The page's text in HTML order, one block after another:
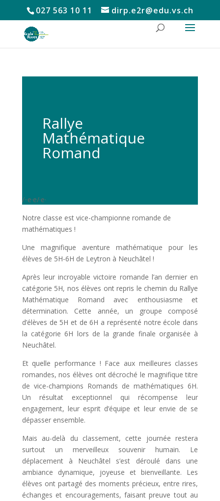
027 563 10 11 dirp.e2r@edu.vs.ch
Rallye
Mathématique
Romand
/··e·e/·e·
Notre classe est vice-championne romande de
mathématiques !
Une magnifique aventure mathématique pour les
élèves de 5H-6H de Leytron à Neuchâtel !
Après leur incroyable victoire romande l’an dernier en
catégorie 5H, nos élèves ont repris le chemin du Rallye
Mathématique Romand avec enthousiasme et
détermination. Cette année, un groupe composé
d’élèves de 5H et de 6H a représenté notre école dans
la catégorie 6H lors de la grande finale organisée à
Neuchâtel.
Et quelle performance ! Face aux meilleures classes
romandes, nos élèves ont décroché le magnifique titre
de vice-champions Romands de mathématiques 6H.
Un résultat exceptionnel qui récompense leur
engagement, leur esprit d’équipe et leur envie de se
dépasser ensemble.
Mais au-delà du classement, cette journée restera
surtout un merveilleux souvenir humain. Le
déplacement à Neuchâtel s’est déroulé dans une
ambiance dynamique, joyeuse et bienveillante. Les
élèves ont partagé des moments précieux, entre rires,
échanges et encouragements, faisant preuve tout au